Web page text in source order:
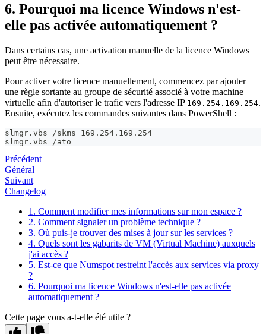
6. Pourquoi ma licence Windows n'est-
elle pas activée automatiquement ?
Dans certains cas, une activation manuelle de la licence Windows
peut être nécessaire.
Pour activer votre licence manuellement, commencez par ajouter
une règle sortante au groupe de sécurité associé à votre machine
virtuelle afin d'autoriser le trafic vers l'adresse IP 169.254.169.254.
Ensuite, exécutez les commandes suivantes dans PowerShell :
slmgr.vbs /skms 169.254.169.254
slmgr.vbs /ato
Précédent
Général
Suivant
Changelog
1. Comment modifier mes informations sur mon espace ?
2. Comment signaler un problème technique ?
3. Où puis-je trouver des mises à jour sur les services ?
4. Quels sont les gabarits de VM (Virtual Machine) auxquels
j'ai accès ?
5. Est-ce que Numspot restreint l'accès aux services via proxy
?
6. Pourquoi ma licence Windows n'est-elle pas activée
automatiquement ?
Cette page vous a-t-elle été utile ?